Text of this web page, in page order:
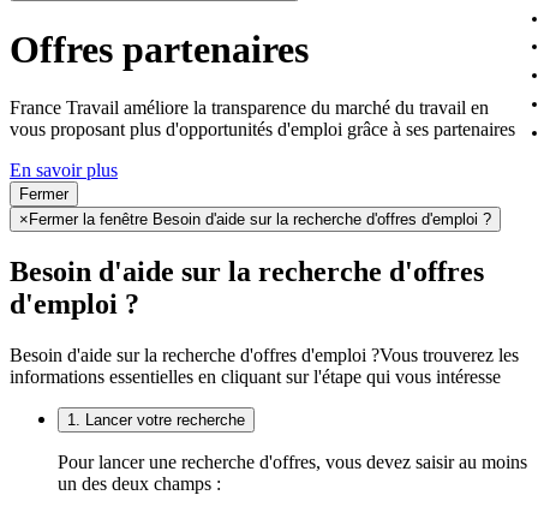
Offres partenaires
France Travail améliore la transparence du marché du travail en
vous proposant plus d'opportunités d'emploi grâce à ses partenaires
En savoir plus
Fermer
× Fermer la fenêtre Besoin d'aide sur la recherche d'offres d'emploi ?
Besoin d'aide sur la recherche d'offres
d'emploi ?
Besoin d'aide sur la recherche d'offres d'emploi ?Vous trouverez les
informations essentielles en cliquant sur l'étape qui vous intéresse
1. Lancer votre recherche
Pour lancer une recherche d'offres, vous devez saisir au moins
un des deux champs :